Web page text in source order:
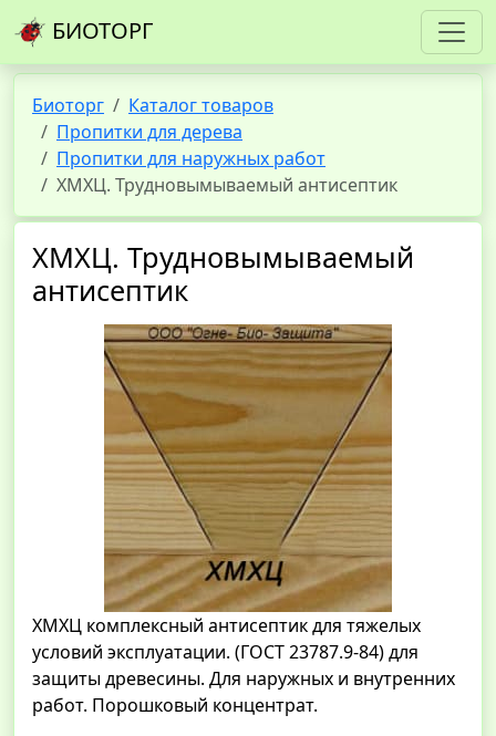
БИОТОРГ
Биоторг
Каталог товаров
Пропитки для дерева
Пропитки для наружных работ
ХМХЦ. Трудновымываемый антисептик
ХМХЦ. Трудновымываемый
антисептик
ХМХЦ комплексный антисептик для тяжелых
условий эксплуатации. (ГОСТ 23787.9-84) для
защиты древесины. Для наружных и внутренних
работ. Порошковый концентрат.